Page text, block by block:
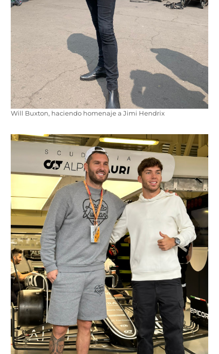
Will Buxton, haciendo homenaje a Jimi Hendrix